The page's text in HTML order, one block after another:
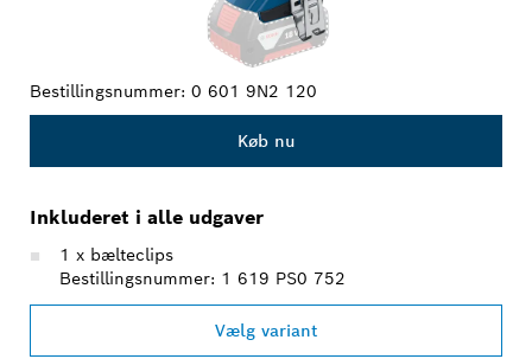
Bestillingsnummer: 0 601 9N2 120
Køb nu
Inkluderet i alle udgaver
1 x bælteclips
Bestillingsnummer: 1 619 PS0 752
Vælg variant